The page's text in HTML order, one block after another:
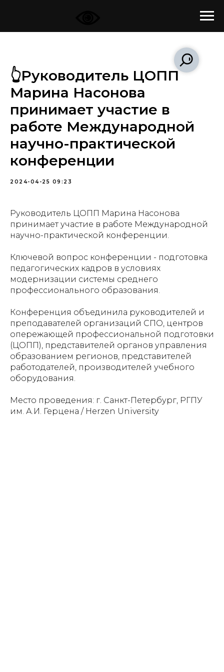
👆Руководитель ЦОПП
Марина Насонова
принимает участие в
работе Международной
научно-практической
конференции
2024-04-25 09:23
Руководитель ЦОПП Марина Насонова
принимает участие в работе Международной
научно-практической конференции.
Ключевой вопрос конференции - подготовка
педагогических кадров в условиях
модернизации системы среднего
профессионального образования.
Конференция объединила руководителей и
преподавателей организаций СПО, центров
опережающей профессиональной подготовки
(ЦОПП), представителей органов управления
образованием регионов, представителей
работодателей, производителей учебного
оборудования.
Место проведения: г. Санкт-Петербург, РГПУ
им. А.И. Герцена / Herzen University